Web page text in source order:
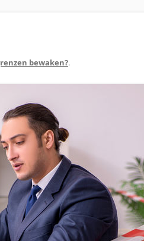
bewaken?.